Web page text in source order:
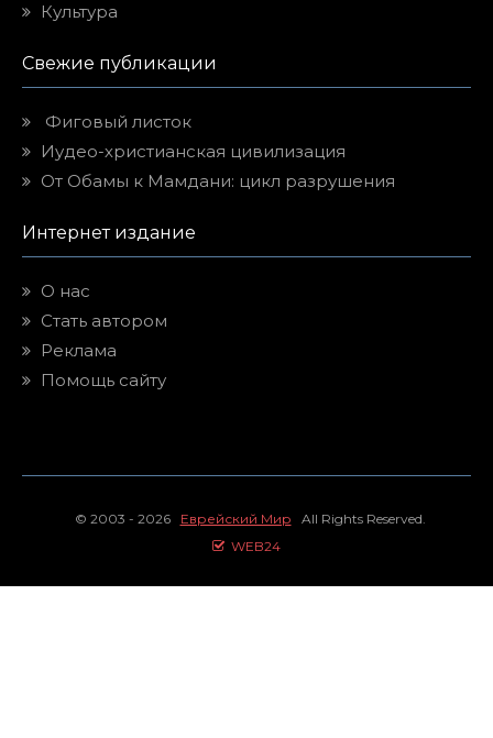
Культура
Свежие публикации
Фиговый листок
Иудео-христианская цивилизация
От Обамы к Мамдани: цикл разрушения
Интернет издание
О нас
Стать автором
Реклама
Помощь сайту
© 2003 - 2026 Еврейский Мир All Rights Reserved.
WEB24